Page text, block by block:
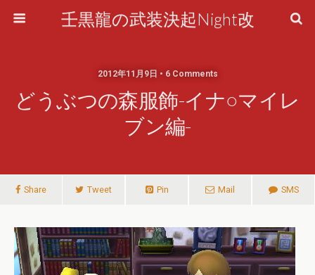
壬黒龍の武装決起Night改
2012年11月9日 • 6 Comments
どうぶつの森服飾-イナ○マイレ
ブン編-
Share Tweet Pin Mail SMS